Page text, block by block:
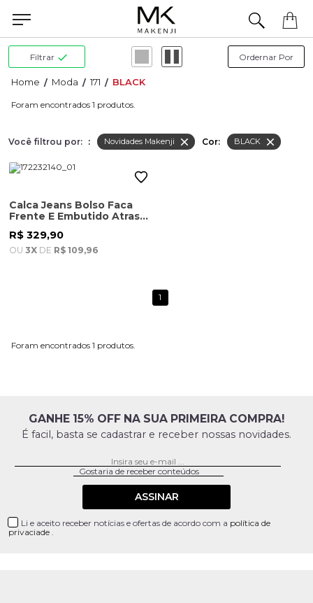
Filtrar
Moda 171 BLACK
1
Você filtrou por: : Novidades Makenji Cor: BLACK
Calca Jeans Bolso Faca
Frente E Embutido Atras
Masculina Blue Black
R$ 329,90
OU 3X DE R$ 109,96
1
1
GANHE 15% OFF NA SUA PRIMEIRA COMPRA!
É facil, basta se cadastrar e receber nossas novidades.
ASSINAR
Li e aceito receber notícias e ofertas de acordo com a política de
privaciade